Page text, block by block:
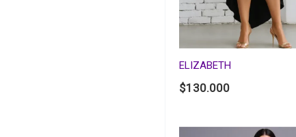
ELIZABETH
$130.000